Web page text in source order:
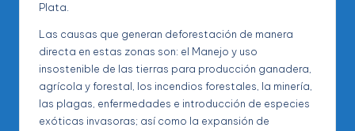
Plata.
Las causas que generan deforestación de manera
directa en estas zonas son: el Manejo y uso
insostenible de las tierras para producción ganadera,
agrícola y forestal, los incendios forestales, la minería,
las plagas, enfermedades e introducción de especies
exóticas invasoras; así como la expansión de